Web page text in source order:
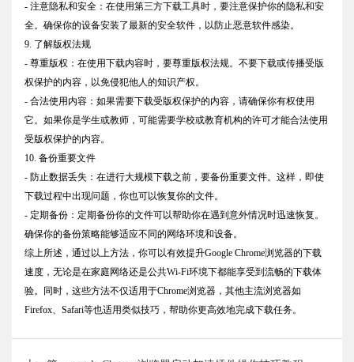
- 注意隐私和安全：在使用第三方下载工具时，要注意保护你的隐私和安
全。确保你的设备安装了最新的安全软件，以防止恶意软件感染。
9. 了解版权法规
- 尊重版权：在使用下载内容时，要尊重版权法规。不要下载或传播受版
权保护的内容，以免侵犯他人的知识产权。
- 合法使用内容：如果需要下载受版权保护的内容，请确保你有权使用
它。如果你是学生或教师，可能需要学校或教育机构的许可才能合法使用
受版权保护的内容。
10. 备份重要文件
- 防止数据丢失：在进行大规模下载之前，要备份重要文件。这样，即使
下载过程中出现问题，你也可以恢复你的文件。
- 定期备份：定期备份你的文件可以帮助你在遇到意外情况时迅速恢复。
确保你的备份策略能够适应不同的网络环境和设备。
综上所述，通过以上方法，你可以有效提升Google Chrome浏览器的下载
速度，无论是在家庭网络还是公共Wi-Fi环境下都能享受到流畅的下载体
验。同时，这些方法不仅适用于Chrome浏览器，其他主流浏览器如
Firefox、Safari等也适用类似技巧，帮助你更高效地完成下载任务。